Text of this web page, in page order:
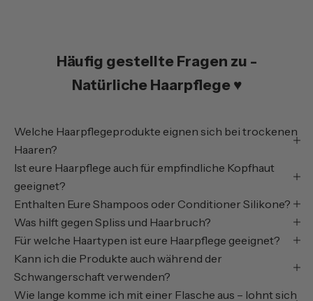
Häufig gestellte Fragen zu -
Natürliche Haarpflege ♥
Welche Haarpflegeprodukte eignen sich bei trockenen
Haaren?
Ist eure Haarpflege auch für empfindliche Kopfhaut
geeignet?
Enthalten Eure Shampoos oder Conditioner Silikone?
Was hilft gegen Spliss und Haarbruch?
Für welche Haartypen ist eure Haarpflege geeignet?
Kann ich die Produkte auch während der
Schwangerschaft verwenden?
Wie lange komme ich mit einer Flasche aus – lohnt sich